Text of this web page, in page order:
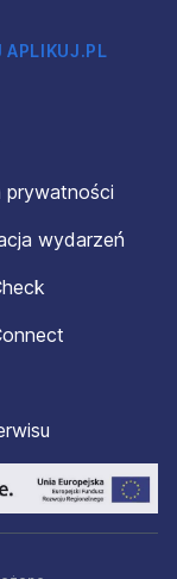
APLIKUJ.PL
prywatności
wydarzeń